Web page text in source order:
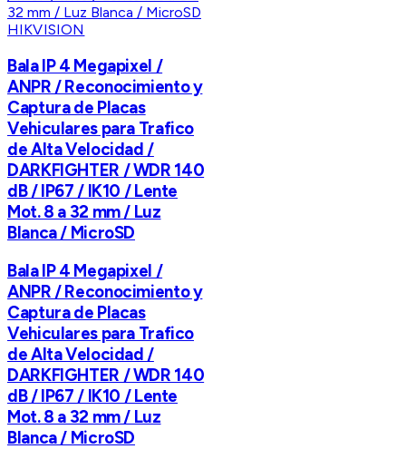
HIKVISION
Bala IP 4 Megapixel /
ANPR / Reconocimiento y
Captura de Placas
Vehiculares para Trafico
de Alta Velocidad /
DARKFIGHTER / WDR 140
dB / IP67 / IK10 / Lente
Mot. 8 a 32 mm / Luz
Blanca / MicroSD
Bala IP 4 Megapixel /
ANPR / Reconocimiento y
Captura de Placas
Vehiculares para Trafico
de Alta Velocidad /
DARKFIGHTER / WDR 140
dB / IP67 / IK10 / Lente
Mot. 8 a 32 mm / Luz
Blanca / MicroSD